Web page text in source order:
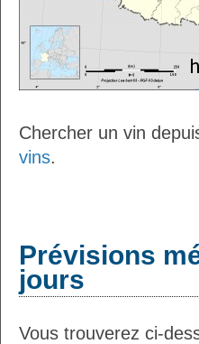
Chercher un vin
vins.
Prévisions
jours
Vous trouverez ci-